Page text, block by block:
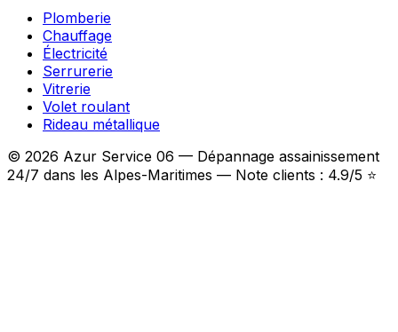
Plomberie
Chauffage
Électricité
Serrurerie
Vitrerie
Volet roulant
Rideau métallique
© 2026 Azur Service 06 — Dépannage assainissement
24/7 dans les Alpes-Maritimes — Note clients : 4.9/5 ⭐